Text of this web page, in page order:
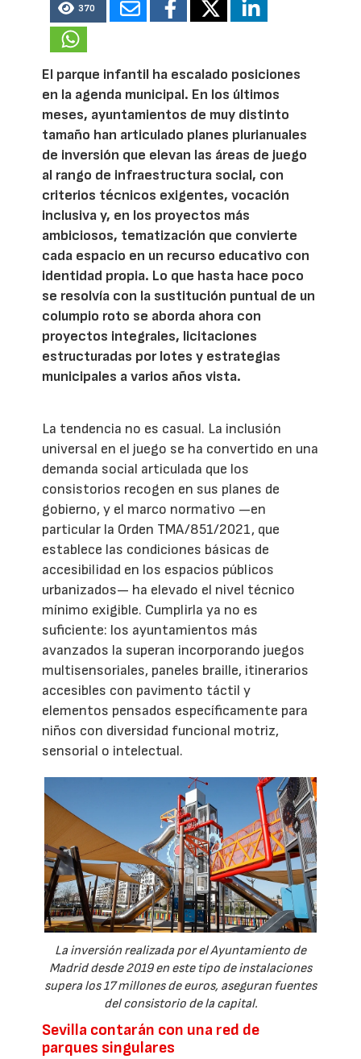
370
El parque infantil ha escalado posiciones
en la agenda municipal. En los últimos
meses, ayuntamientos de muy distinto
tamaño han articulado planes plurianuales
de inversión que elevan las áreas de juego
al rango de infraestructura social, con
criterios técnicos exigentes, vocación
inclusiva y, en los proyectos más
ambiciosos, tematización que convierte
cada espacio en un recurso educativo con
identidad propia. Lo que hasta hace poco
se resolvía con la sustitución puntual de un
columpio roto se aborda ahora con
proyectos integrales, licitaciones
estructuradas por lotes y estrategias
municipales a varios años vista.
La tendencia no es casual. La inclusión
universal en el juego se ha convertido en una
demanda social articulada que los
consistorios recogen en sus planes de
gobierno, y el marco normativo —en
particular la Orden TMA/851/2021, que
establece las condiciones básicas de
accesibilidad en los espacios públicos
urbanizados— ha elevado el nivel técnico
mínimo exigible. Cumplirla ya no es
suficiente: los ayuntamientos más
avanzados la superan incorporando juegos
multisensoriales, paneles braille, itinerarios
accesibles con pavimento táctil y
elementos pensados específicamente para
niños con diversidad funcional motriz,
sensorial o intelectual.
La inversión realizada por el Ayuntamiento de
Madrid desde 2019 en este tipo de instalaciones
supera los 17 millones de euros, aseguran fuentes
del consistorio de la capital.
Sevilla contarán con una red de
parques singulares